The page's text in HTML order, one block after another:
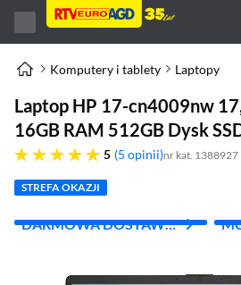
Komputery i tablety Laptopy
Laptop HP 17-cn4009nw
16GB RAM 512GB Dysk
5
pięć gwiazdek 5 opinii nr kat. 1388927
STREFA OKAZJI
DARMOWA DOSTAWA